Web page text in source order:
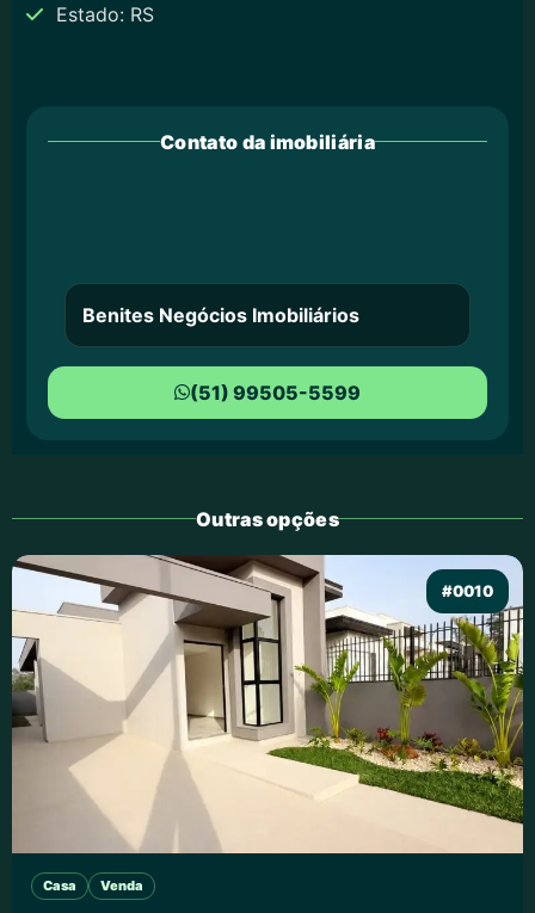
Estado: RS
Contato da imobiliária
Benites Negócios Imobiliários
(51) 99505-5599
Outras opções
#0010
Casa Venda